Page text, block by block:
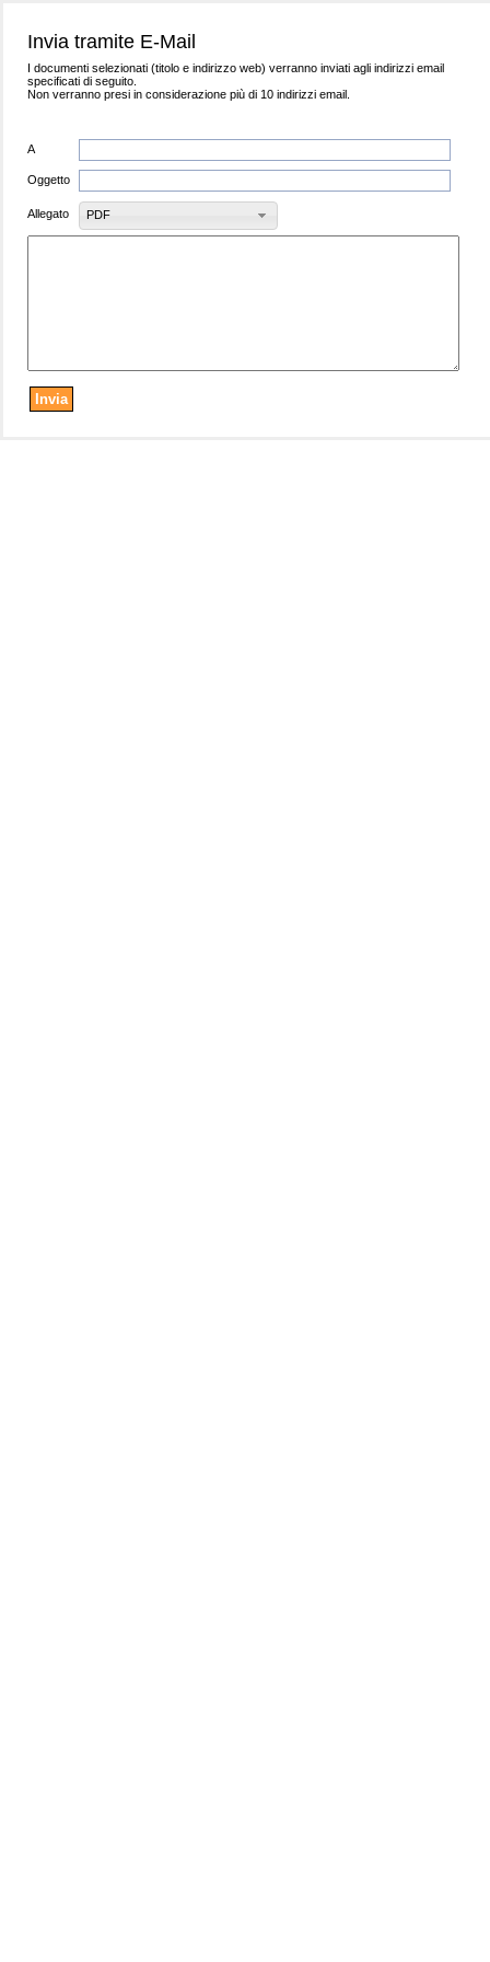
Invia tramite E-Mail
I documenti selezionati (titolo e indirizzo web) verranno inviati agli indirizzi email
specificati di seguito.
Non verranno presi in considerazione più di 10 indirizzi email.
A
Oggetto
Allegato PDF